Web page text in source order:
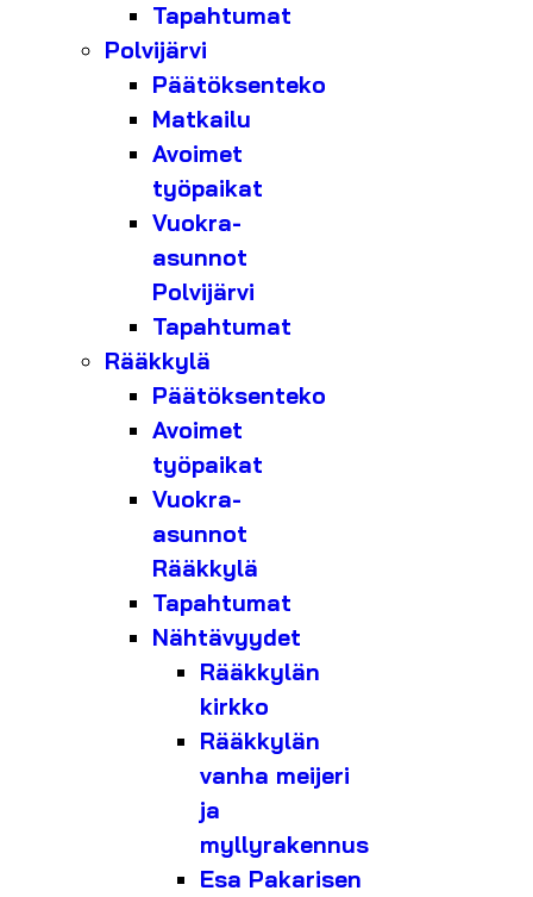
Tapahtumat
Polvijärvi
Päätöksenteko
Matkailu
Avoimet
työpaikat
Vuokra-
asunnot
Polvijärvi
Tapahtumat
Rääkkylä
Päätöksenteko
Avoimet
työpaikat
Vuokra-
asunnot
Rääkkylä
Tapahtumat
Nähtävyydet
Rääkkylän
kirkko
Rääkkylän
vanha meijeri
ja
myllyrakennus
Esa Pakarisen